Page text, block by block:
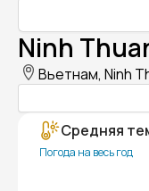
Ninh
Вьетнам, Ninh
Средняя
Погода на весь год